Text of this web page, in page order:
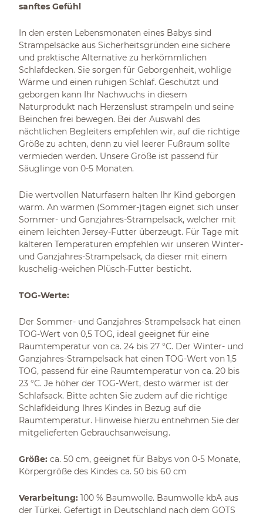
sanftes Gefühl
In den ersten Lebensmonaten eines Babys sind
Strampelsäcke aus Sicherheitsgründen eine sichere
und praktische Alternative zu herkömmlichen
Schlafdecken. Sie sorgen für Geborgenheit, wohlige
Wärme und einen ruhigen Schlaf. Geschützt und
geborgen kann Ihr Nachwuchs in diesem
Naturprodukt nach Herzenslust strampeln und seine
Beinchen frei bewegen. Bei der Auswahl des
nächtlichen Begleiters empfehlen wir, auf die richtige
Größe zu achten, denn zu viel leerer Fußraum sollte
vermieden werden. Unsere Größe ist passend für
Säuglinge von 0-5 Monaten.
Die wertvollen Naturfasern halten Ihr Kind geborgen
warm. An warmen (Sommer-)tagen eignet sich unser
Sommer- und Ganzjahres-Strampelsack, welcher mit
einem leichten Jersey-Futter überzeugt. Für Tage mit
kälteren Temperaturen empfehlen wir unseren Winter-
und Ganzjahres-Strampelsack, da dieser mit einem
kuschelig-weichen Plüsch-Futter besticht.
TOG-Werte:
Der Sommer- und Ganzjahres-Strampelsack hat einen
TOG-Wert von 0,5 TOG, ideal geeignet für eine
Raumtemperatur von ca. 24 bis 27 °C. Der Winter- und
Ganzjahres-Strampelsack hat einen TOG-Wert von 1,5
TOG, passend für eine Raumtemperatur von ca. 20 bis
23 °C. Je höher der TOG-Wert, desto wärmer ist der
Schlafsack. Bitte achten Sie zudem auf die richtige
Schlafkleidung Ihres Kindes in Bezug auf die
Raumtemperatur. Hinweise hierzu entnehmen Sie der
mitgelieferten Gebrauchsanweisung.
Größe: ca. 50 cm, geeignet für Babys von 0-5 Monate,
Körpergröße des Kindes ca. 50 bis 60 cm
Verarbeitung: 100 % Baumwolle. Baumwolle kbA aus
der Türkei. Gefertigt in Deutschland nach dem GOTS